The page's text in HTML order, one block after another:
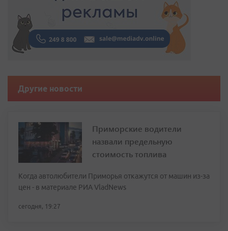
Другие новости
Приморские водители
назвали предельную
стоимость топлива
Когда автолюбители Приморья откажутся от машин из-за
цен - в материале РИА VladNews
сегодня, 19:27